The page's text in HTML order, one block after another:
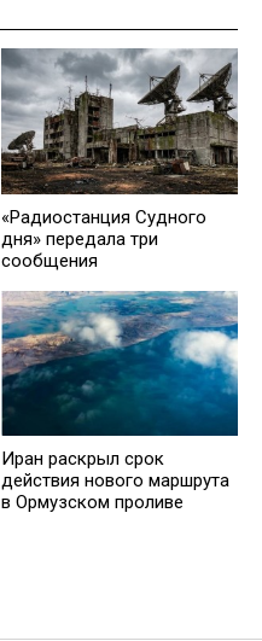
«Радиостанция Судного
дня» передала три
сообщения
Иран раскрыл срок
действия нового маршрута
в Ормузском проливе